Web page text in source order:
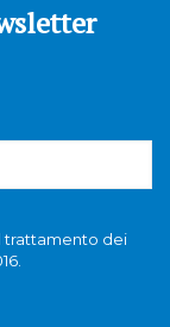
trattamento dei